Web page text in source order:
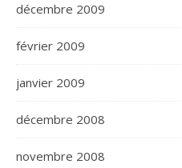
décembre 2009
février 2009
janvier 2009
décembre 2008
novembre 2008